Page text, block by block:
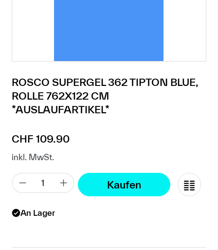
ROSCO SUPERGEL 362 TIPTON BLUE,
ROLLE 762X122 CM
*AUSLAUFARTIKEL*
Regulärer Preis:
CHF 109.90
inkl. MwSt.
Kaufen
An Lager